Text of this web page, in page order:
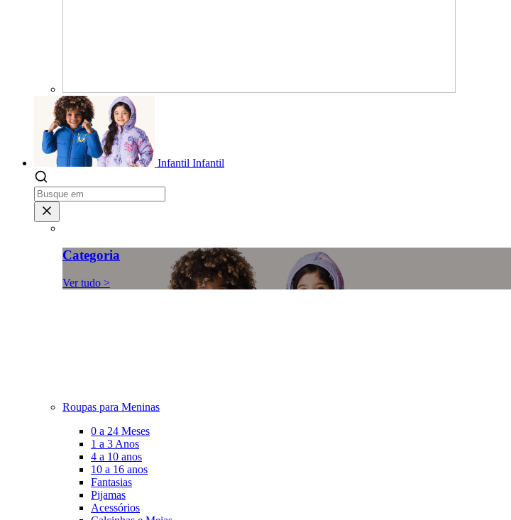
Infantil Infantil
Categoria
Ver tudo >
Roupas para Meninas
0 a 24 Meses
1 a 3 Anos
4 a 10 anos
10 a 16 anos
Fantasias
Pijamas
Acessórios